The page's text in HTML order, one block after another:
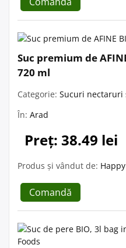
Suc premium de
720 ml
Categorie: Sucuri nectaruri
În: Arad
Preț: 38.49 lei
Produs și vândut de:
Comandă